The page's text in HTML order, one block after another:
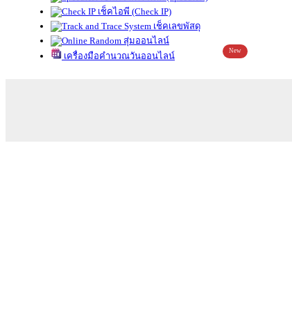
เช็คไอพี (Check IP)
เช็คเลขพัสดุ
สุ่มออนไลน์
เครื่องมือคำนวณวันออนไลน์
New